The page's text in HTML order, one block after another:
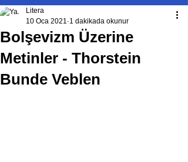
Bolşevizm Üzerine
Metinler - Thorstein
Bunde Veblen
Litera
10 Oca 2021 1 dakikada okunur